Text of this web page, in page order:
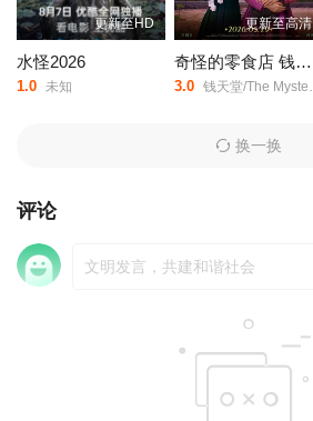
更新至HD
水怪2026
1.0 未知
更新至高清
奇怪的零食店 钱天堂
3.0 钱天堂/The Mysterious Candy Store/Strange Snack Shop Jeoncheondang/
换一换
评论